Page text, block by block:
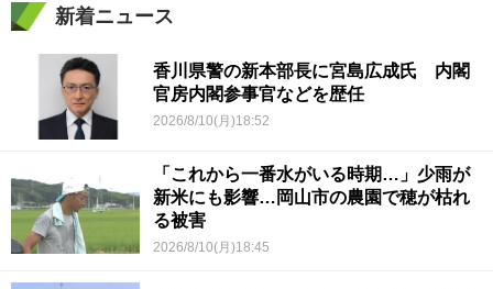
新着ニュース
香川県警の新本部長に宮島広成氏 内閣
官房内閣参事官などを歴任
2026/8/10(月)18:52
「これから一番水がいる時期…」少雨が
新米にも影響…岡山市の農園で穂が枯れ
る被害
2026/8/10(月)18:45